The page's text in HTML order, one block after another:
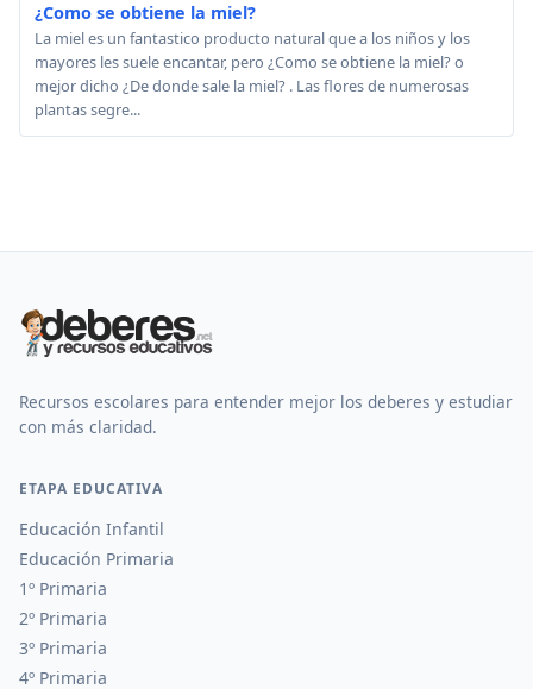
¿Como se obtiene la miel?
La miel es un fantastico producto natural que a los niños y los
mayores les suele encantar, pero ¿Como se obtiene la miel? o
mejor dicho ¿De donde sale la miel? . Las flores de numerosas
plantas segre...
Recursos escolares para entender mejor los deberes y estudiar
con más claridad.
ETAPA EDUCATIVA
Educación Infantil
Educación Primaria
1º Primaria
2º Primaria
3º Primaria
4º Primaria